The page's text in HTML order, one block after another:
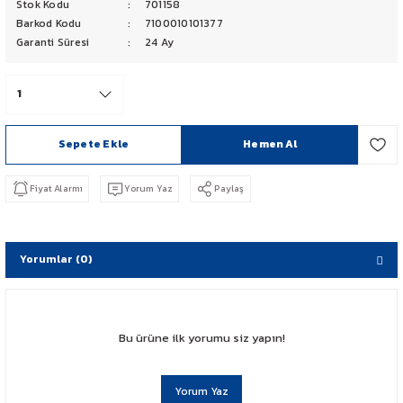
PCX 125-150
CBR 250
CRF 250 RALLY
NX 500
Stok Kodu
701158
Barkod Kodu
7100010101377
Garanti Süresi
24 Ay
Sepete Ekle Hemen Al
Fiyat Alarmı Yorum Yaz Paylaş
Yorumlar (0)
Bu ürüne ilk yorumu siz yapın!
Yorum Yaz